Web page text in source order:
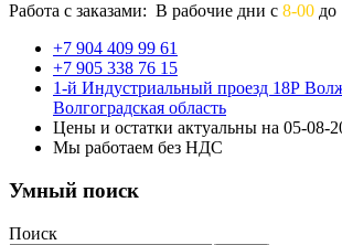
Работа с заказами: В рабочие дни с 8-00 до
+7 904 409 99 61
+7 905 338 76 15
1-й Индустриальный проезд 18Р
Волгоградская область
Цены и остатки актуальны на 05-08-
Мы работаем без НДС
Умный поиск
Поиск